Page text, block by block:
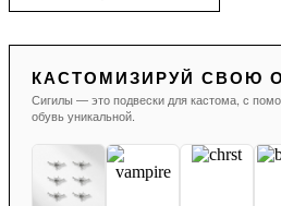
КАСТОМИЗИРУЙ СВОЮ
Сигилы — это подвески для кастома, с
обувь уникальной.